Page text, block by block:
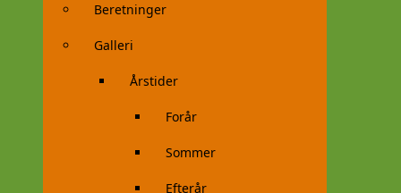
Beretninger
Galleri
Årstider
Forår
Sommer
Efterår